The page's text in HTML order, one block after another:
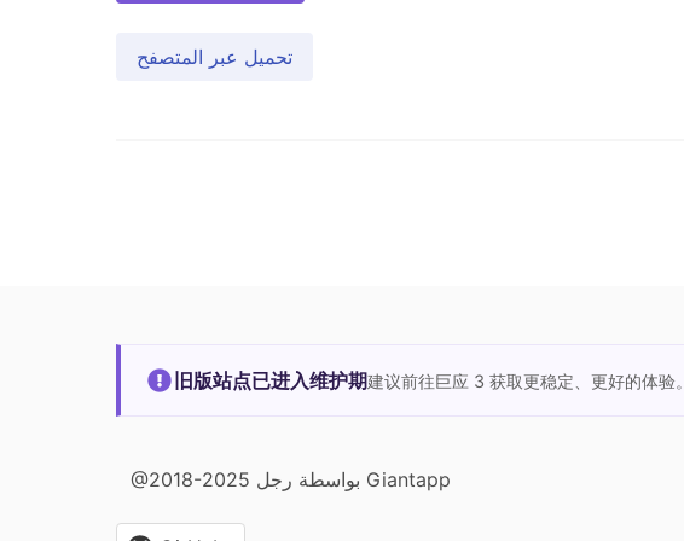
تحميل عبر المتصفح
旧版站点已进入维护期建议前往巨应 3 获取更稳定、更好的体验。
@2018-2025 بواسطة رجل Giantapp